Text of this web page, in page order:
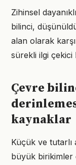
Zihinsel
bilinci,
alan olarak
sürekli ilgi çekici
Çevre
kaynaklar
Küçük ve tutarlı
büyük birikimler